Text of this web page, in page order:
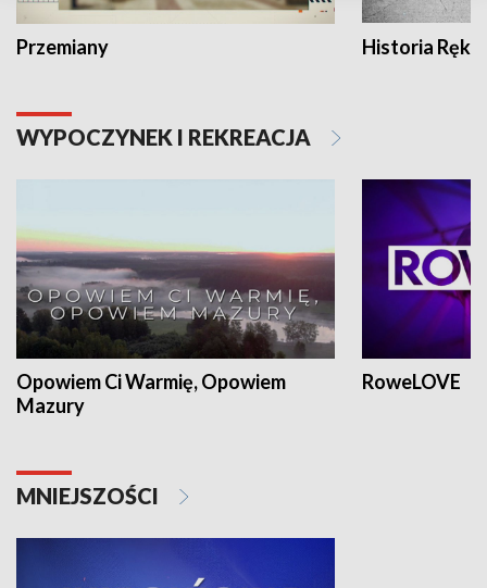
Przemiany Historia Ręką
WYPOCZYNEK I REKREACJA
Opowiem Ci Warmię, Opowiem
Mazury
RoweLOVE
MNIEJSZOŚCI